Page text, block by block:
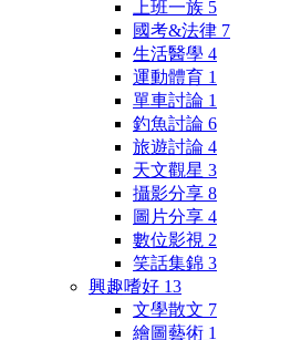
上班一族 5
國考&法律 7
生活醫學 4
運動體育 1
單車討論 1
釣魚討論 6
旅遊討論 4
天文觀星 3
攝影分享 8
圖片分享 4
數位影視 2
笑話集錦 3
興趣嗜好 13
文學散文 7
繪圖藝術 1